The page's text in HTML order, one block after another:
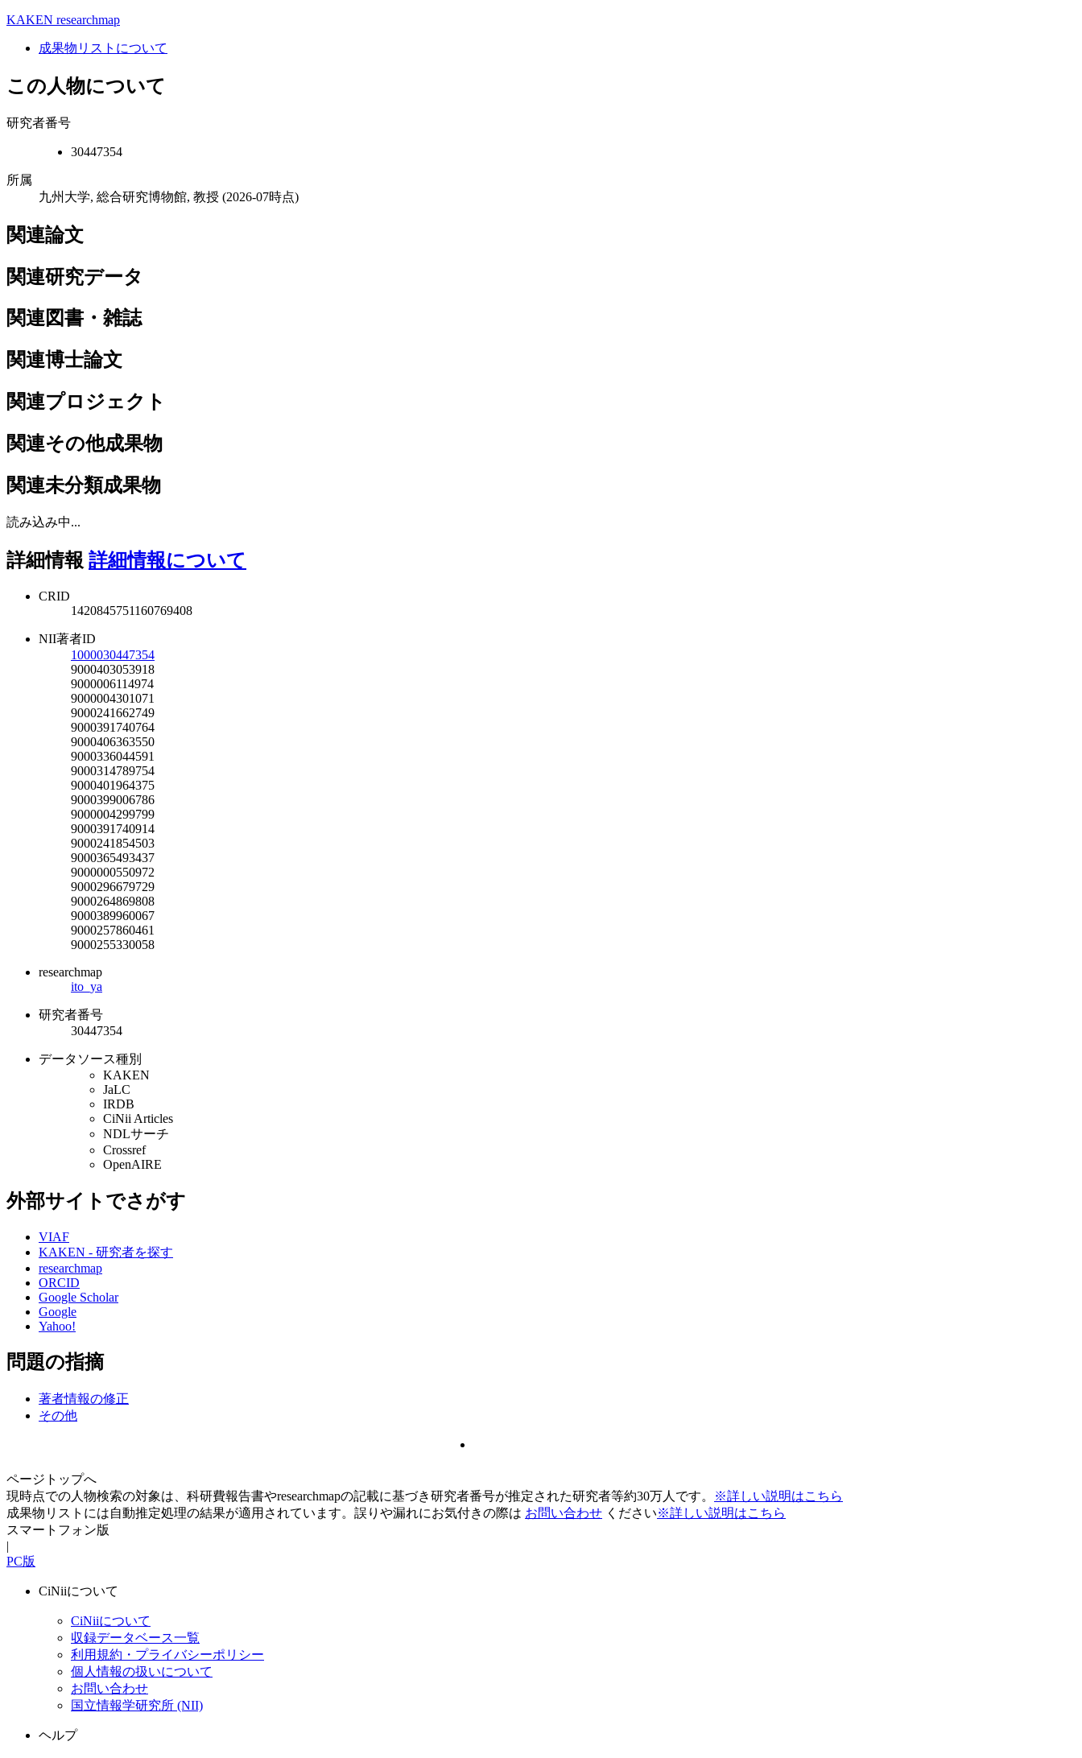
KAKEN researchmap
成果物リストについて
この人物について
研究者番号
30447354
所属
九州大学, 総合研究博物館, 教授 (2026-07時点)
関連論文
関連研究データ
関連図書・雑誌
関連博士論文
関連プロジェクト
関連その他成果物
関連未分類成果物
読み込み中...
詳細情報 詳細情報について
CRID
1420845751160769408
NII著者ID
1000030447354
9000403053918
9000006114974
9000004301071
9000241662749
9000391740764
9000406363550
9000336044591
9000314789754
9000401964375
9000399006786
9000004299799
9000391740914
9000241854503
9000365493437
9000000550972
9000296679729
9000264869808
9000389960067
9000257860461
9000255330058
researchmap
ito_ya
研究者番号
30447354
データソース種別
KAKEN
JaLC
IRDB
CiNii Articles
NDLサーチ
Crossref
OpenAIRE
外部サイトでさがす
VIAF
KAKEN - 研究者を探す
researchmap
ORCID
Google Scholar
Google
Yahoo!
問題の指摘
著者情報の修正
その他
ページトップへ
現時点での人物検索の対象は、科研費報告書やresearchmapの記載に基づき研究者番号が推定された研究者等約30万人です。
※詳しい説明はこちら
成果物リストには自動推定処理の結果が適用されています。誤りや漏れにお気付きの際は お問い合わせ ください※詳しい説明はこちら
スマートフォン版
|
PC版
CiNiiについて
CiNiiについて
収録データベース一覧
利用規約・プライバシーポリシー
個人情報の扱いについて
お問い合わせ
国立情報学研究所 (NII)
ヘルプ